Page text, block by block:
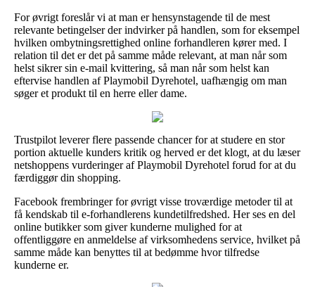
For øvrigt foreslår vi at man er hensynstagende til de mest
relevante betingelser der indvirker på handlen, som for eksempel
hvilken ombytningsrettighed online forhandleren kører med. I
relation til det er det på samme måde relevant, at man når som
helst sikrer sin e-mail kvittering, så man når som helst kan
eftervise handlen af Playmobil Dyrehotel, uafhængig om man
søger et produkt til en herre eller dame.
Trustpilot leverer flere passende chancer for at studere en stor
portion aktuelle kunders kritik og herved er det klogt, at du læser
netshoppens vurderinger af Playmobil Dyrehotel forud for at du
færdiggør din shopping.
Facebook frembringer for øvrigt visse troværdige metoder til at
få kendskab til e-forhandlerens kundetilfredshed. Her ses en del
online butikker som giver kunderne mulighed for at
offentliggøre en anmeldelse af virksomhedens service, hvilket på
samme måde kan benyttes til at bedømme hvor tilfredse
kunderne er.